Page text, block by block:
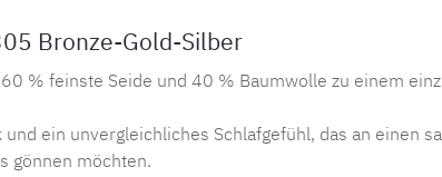
Bronze-Gold-Silber
% feinste Seide und 40 % Baumwolle zu einem
ein unvergleichliches Schlafgefühl, das an einen
gönnen möchten.